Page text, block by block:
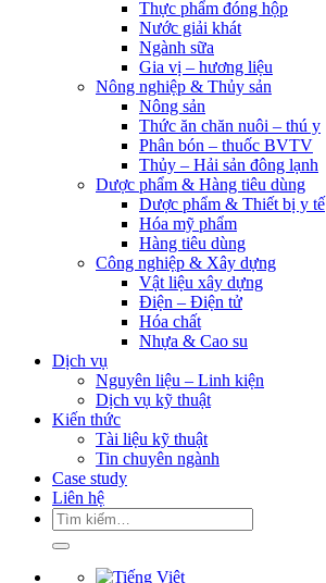
Thực phẩm đóng hộp
Nước giải khát
Ngành sữa
Gia vị – hương liệu
Nông nghiệp & Thủy sản
Nông sản
Thức ăn chăn nuôi – thú y
Phân bón – thuốc BVTV
Thủy – Hải sản đông lạnh
Dược phẩm & Hàng tiêu dùng
Dược phẩm & Thiết bị y tế
Hóa mỹ phẩm
Hàng tiêu dùng
Công nghiệp & Xây dựng
Vật liệu xây dựng
Điện – Điện tử
Hóa chất
Nhựa & Cao su
Dịch vụ
Nguyên liệu – Linh kiện
Dịch vụ kỹ thuật
Kiến thức
Tài liệu kỹ thuật
Tin chuyên ngành
Case study
Liên hệ
Tìm
kiếm: